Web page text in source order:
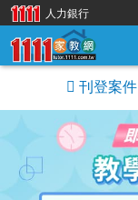
刊登案件
人力銀行